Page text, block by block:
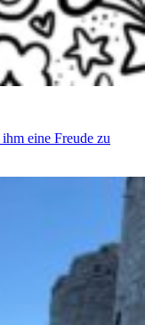
eine Freude zu